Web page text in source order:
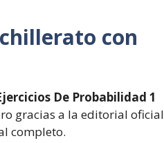
con
De Probabilidad 1
gracias a la editorial oficial
completo.